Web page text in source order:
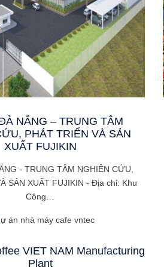
NẴNG – TRUNG TÂM
PHÁT TRIỂN VÀ SẢN
XUẤT FUJIKIN
- TRUNG TÂM NGHIÊN CỨU,
SẢN XUẤT FUJIKIN - Địa chỉ: Khu
Công…
VIET NAM Manufacturing
Plant